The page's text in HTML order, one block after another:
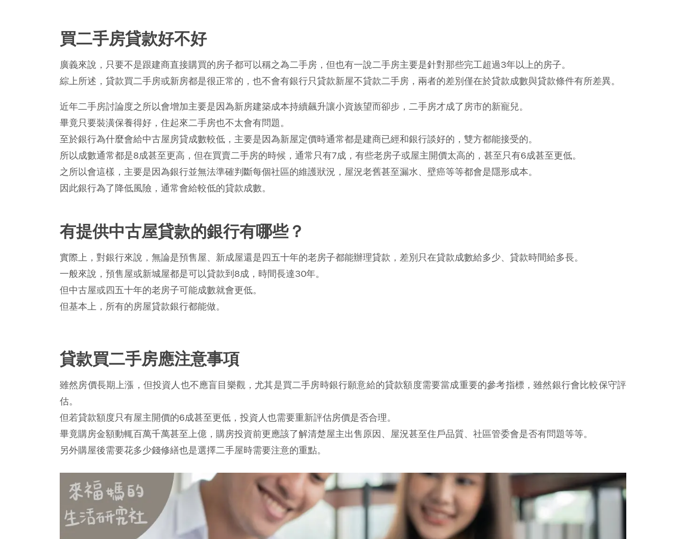
買二手房貸款好不好
廣義來說，只要不是跟建商直接購買的房子都可以稱之為二手房，但也有一說二手房主要是針對那些完工超過3年以上的房子。
綜上所述，貸款買二手房或新房都是很正常的，也不會有銀行只貸款新屋不貸款二手房，兩者的差別僅在於貸款成數與貸款條件有所差異。
近年二手房討論度之所以會增加主要是因為新房建築成本持續飆升讓小資族望而卻步，二手房才成了房市的新寵兒。
畢竟只要裝潢保養得好，住起來二手房也不太會有問題。
至於銀行為什麼會給中古屋房貸成數較低，主要是因為新屋定價時通常都是建商已經和銀行談好的，雙方都能接受的。
所以成數通常都是8成甚至更高，但在買賣二手房的時候，通常只有7成，有些老房子或屋主開價太高的，甚至只有6成甚至更低。
之所以會這樣，主要是因為銀行並無法準確判斷每個社區的維護狀況，屋況老舊甚至漏水、壁癌等等都會是隱形成本。
因此銀行為了降低風險，通常會給較低的貸款成數。
有提供中古屋貸款的銀行有哪些？
實際上，對銀行來說，無論是預售屋、新成屋還是四五十年的老房子都能辦理貸款，差別只在貸款成數給多少、貸款時間給多長。
一般來說，預售屋或新城屋都是可以貸款到8成，時間長達30年。
但中古屋或四五十年的老房子可能成數就會更低。
但基本上，所有的房屋貸款銀行都能做。
貸款買二手房應注意事項
雖然房價長期上漲，但投資人也不應盲目樂觀，尤其是買二手房時銀行願意給的貸款額度需要當成重要的參考指標，雖然銀行會比較保守評
估。
但若貸款額度只有屋主開價的6成甚至更低，投資人也需要重新評估房價是否合理。
畢竟購房金額動輒百萬千萬甚至上億，購房投資前更應該了解清楚屋主出售原因、屋況甚至住戶品質、社區管委會是否有問題等等。
另外購屋後需要花多少錢修繕也是選擇二手屋時需要注意的重點。